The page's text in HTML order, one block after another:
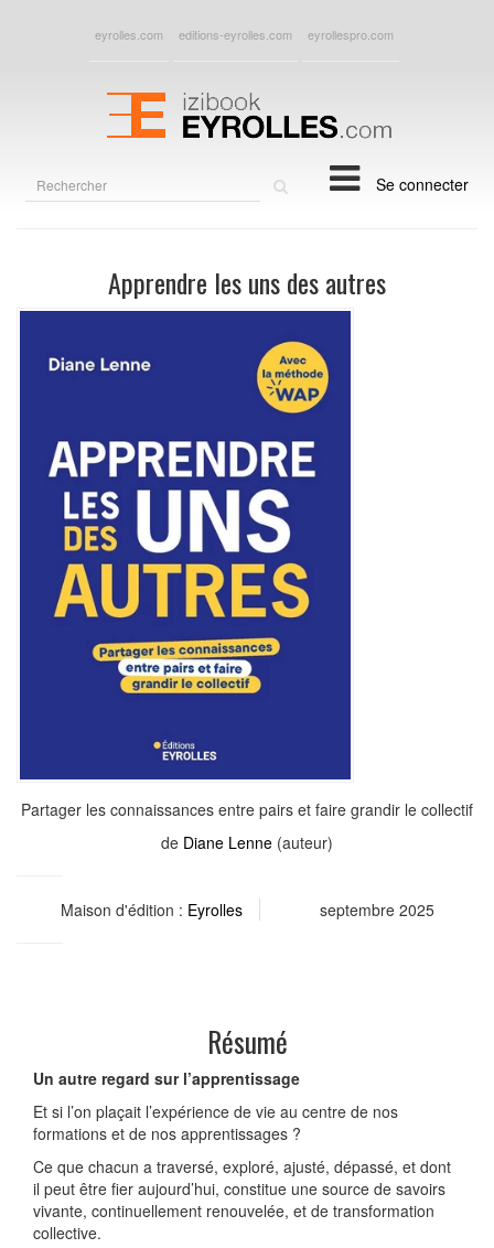
eyrolles.com editions-eyrolles.com eyrollespro.com
Se connecter
Apprendre les uns des autres
Partager les connaissances entre pairs et faire grandir le collectif
de Diane Lenne (auteur)
Maison d'édition : Eyrolles septembre 2025
Résumé
Un autre regard sur l’apprentissage
Et si l’on plaçait l’expérience de vie au centre de nos
formations et de nos apprentissages ?
Ce que chacun a traversé, exploré, ajusté, dépassé, et dont
il peut être fier aujourd’hui, constitue une source de savoirs
vivante, continuellement renouvelée, et de transformation
collective.